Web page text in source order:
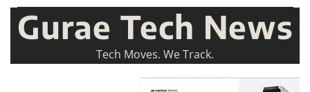
Gurae Tech News
Tech Moves. We Track.